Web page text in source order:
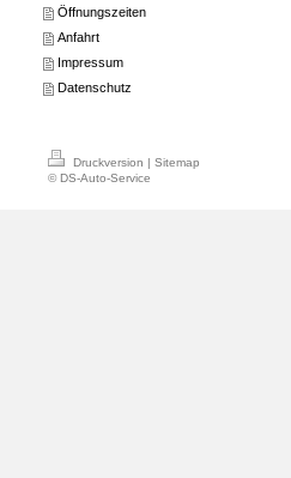
Öffnungszeiten
Anfahrt
Impressum
Datenschutz
Druckversion | Sitemap
© DS-Auto-Service